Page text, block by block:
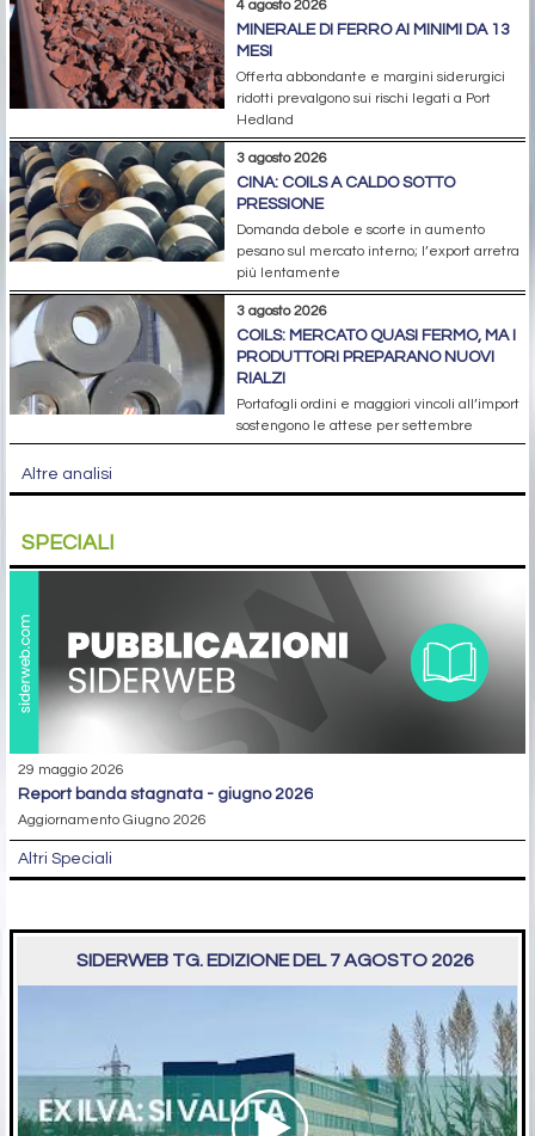
4 agosto 2026
MINERALE DI FERRO AI MINIMI DA 13
MESI
Offerta abbondante e margini siderurgici
ridotti prevalgono sui rischi legati a Port
Hedland
3 agosto 2026
CINA: COILS A CALDO SOTTO
PRESSIONE
Domanda debole e scorte in aumento
pesano sul mercato interno; l’export arretra
più lentamente
3 agosto 2026
COILS: MERCATO QUASI FERMO, MA I
PRODUTTORI PREPARANO NUOVI
RIALZI
Portafogli ordini e maggiori vincoli all’import
sostengono le attese per settembre
Altre analisi
SPECIALI
29 maggio 2026
report banda stagnata - giugno 2026
Aggiornamento Giugno 2026
Altri Speciali
SIDERWEB TG. EDIZIONE DEL 7 AGOSTO 2026